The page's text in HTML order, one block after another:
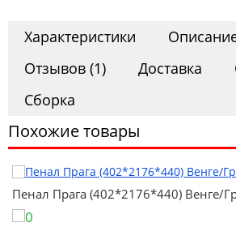
Характеристики
Отзывов (1)
Доставка
Сборка
Похожие товары
Пенал Прага (402*2176*440) Венге/